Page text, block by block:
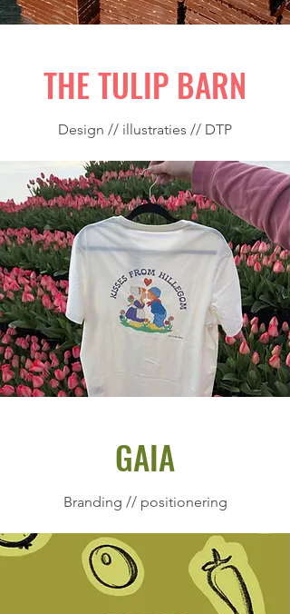
THE TULIP BARN
Design // illustraties // DTP
GAIA
Branding // positionering